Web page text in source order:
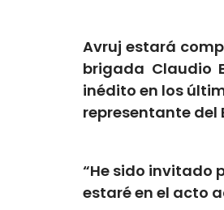
Avruj estará
brigada Claudio
inédito en los
representante del
“He sido invitado
estaré en el acto